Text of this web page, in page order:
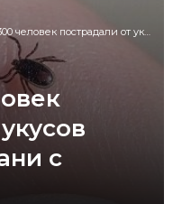
пострадали от укусов клещей на Кубани с начала года
с